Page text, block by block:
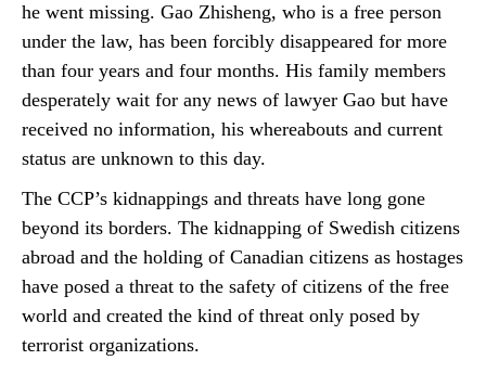
he went missing. Gao Zhisheng, who is a free person
under the law, has been forcibly disappeared for more
than four years and four months. His family members
desperately wait for any news of lawyer Gao but have
received no information, his whereabouts and current
status are unknown to this day.
The CCP’s kidnappings and threats have long gone
beyond its borders. The kidnapping of Swedish citizens
abroad and the holding of Canadian citizens as hostages
have posed a threat to the safety of citizens of the free
world and created the kind of threat only posed by
terrorist organizations.